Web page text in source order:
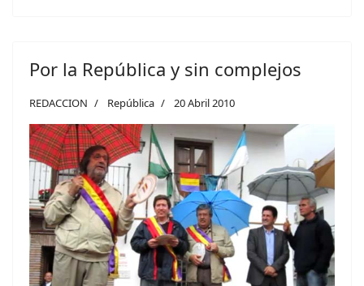
Por la República y sin complejos
REDACCION República 20 Abril 2010